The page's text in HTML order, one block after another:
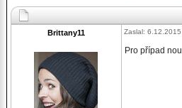
Brittany11 Zaslal:
Pro případ